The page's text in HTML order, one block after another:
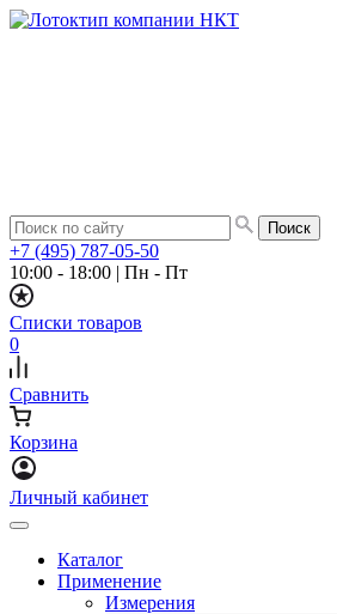
+7 (495) 787-05-50
10:00 - 18:00 | Пн - Пт
Списки товаров
0
Сравнить
Корзина
Личный кабинет
Каталог
Применение
Измерения